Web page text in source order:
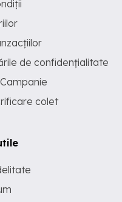
de confidențialitate
colet